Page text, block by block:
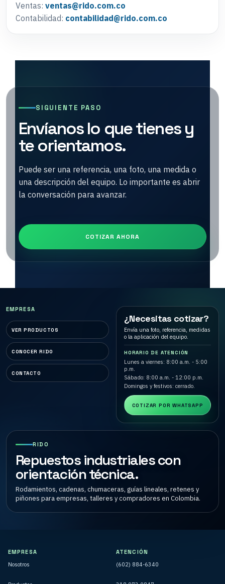
Ventas: ventas@rido.com.co
Contabilidad: contabilidad@rido.com.co
SIGUIENTE PASO
Envíanos lo que tienes y
te orientamos.
Puede ser una referencia, una foto, una medida o
una descripción del equipo. Lo importante es abrir
la conversación para avanzar.
COTIZAR AHORA
RIDO
Repuestos industriales con
orientación técnica.
Rodamientos, cadenas, chumaceras, guías lineales, retenes y
piñones para empresas, talleres y compradores en Colombia.
EMPRESA
VER PRODUCTOS
CONOCER RIDO
CONTACTO
¿Necesitas cotizar?
Envía una foto, referencia, medidas
o la aplicación del equipo.
HORARIO DE ATENCIÓN
Lunes a viernes: 8:00 a.m. - 5:00
p.m.
Sábado: 8:00 a.m. - 12:00 p.m.
Domingos y festivos: cerrado.
COTIZAR POR WHATSAPP
EMPRESA
Nosotros
ATENCIÓN
(602) 884-6340